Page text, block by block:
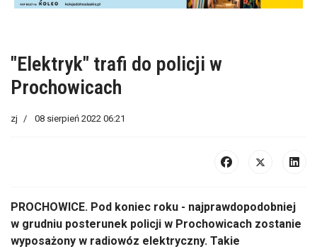
"Elektryk" trafi do policji w
Prochowicach
zj 08 sierpień 2022 06:21
PROCHOWICE. Pod koniec roku - najprawdopodobniej
w grudniu posterunek policji w Prochowicach zostanie
wyposażony w radiowóz elektryczny. Takie